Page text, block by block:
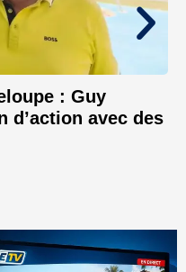
: Guy
d’action avec des